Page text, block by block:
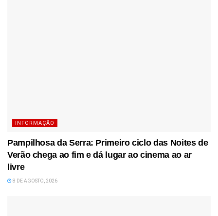
INFORMAÇÃO
Pampilhosa da Serra: Primeiro ciclo das Noites de
Verão chega ao fim e dá lugar ao cinema ao ar
livre
8 DE AGOSTO, 2026